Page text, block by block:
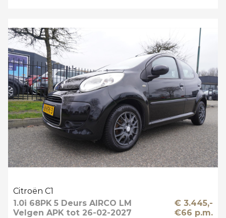
Citroën C1
1.0i 68PK 5 Deurs AIRCO LM
Velgen APK tot 26-02-2027
€ 3.445,-
€66 p.m.